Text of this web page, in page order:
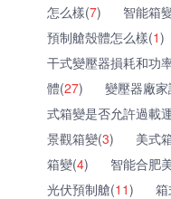
怎么樣(7) 智能箱
預制艙殼體怎么樣(1)
干式變壓器損耗和功
體(27) 變壓器廠
式箱變是否允許過載
景觀箱變(3) 美式
箱變(4) 智能合肥
光伏預制艙(11)